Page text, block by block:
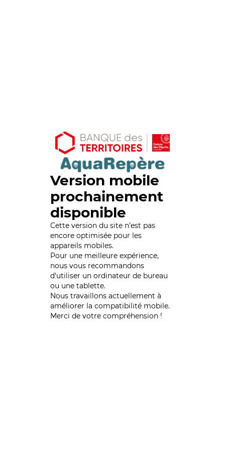
Version mobile
prochainement
disponible
Cette version du site n’est pas
encore optimisée pour les
appareils mobiles.
Pour une meilleure expérience,
nous vous recommandons
d'utiliser un ordinateur de bureau
ou une tablette.
Nous travaillons actuellement à
améliorer la compatibilité mobile.
Merci de votre compréhension !